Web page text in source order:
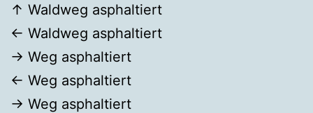
↑ Waldweg asphaltiert
← Waldweg asphaltiert
→ Weg asphaltiert
← Weg asphaltiert
→ Weg asphaltiert